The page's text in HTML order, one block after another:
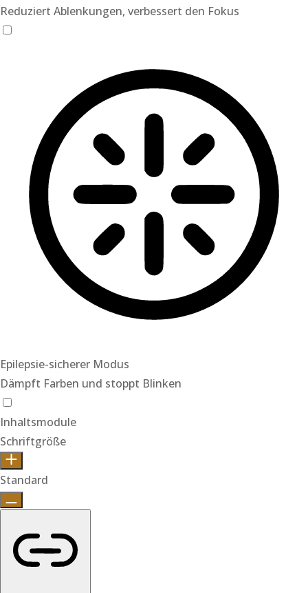
Reduziert Ablenkungen, verbessert den Fokus
Epilepsie-sicherer Modus
Dämpft Farben und stoppt Blinken
Inhaltsmodule
Schriftgröße
Standard